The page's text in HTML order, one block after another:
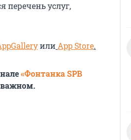
перечень услуг,
или App Store.
«Фонтанка SPB
важном.